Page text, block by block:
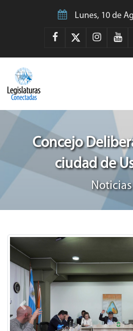
Lunes, 10 de
Concejo
ciudad de
Noticias
Previous